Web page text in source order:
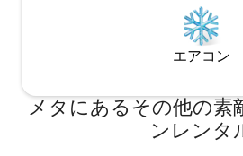
エアコン
メタにあるその他の素
ンレンタ